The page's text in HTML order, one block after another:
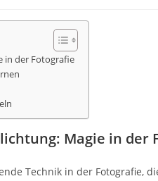
in der Fotografie
Magie in der
Technik in der Fotografie,